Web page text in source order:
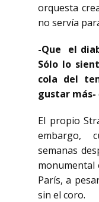
orquesta
no servía
-Que el
Sólo lo
cola del
gustar más-
El propio
embargo,
semanas
monumental
París, a
sin el coro.